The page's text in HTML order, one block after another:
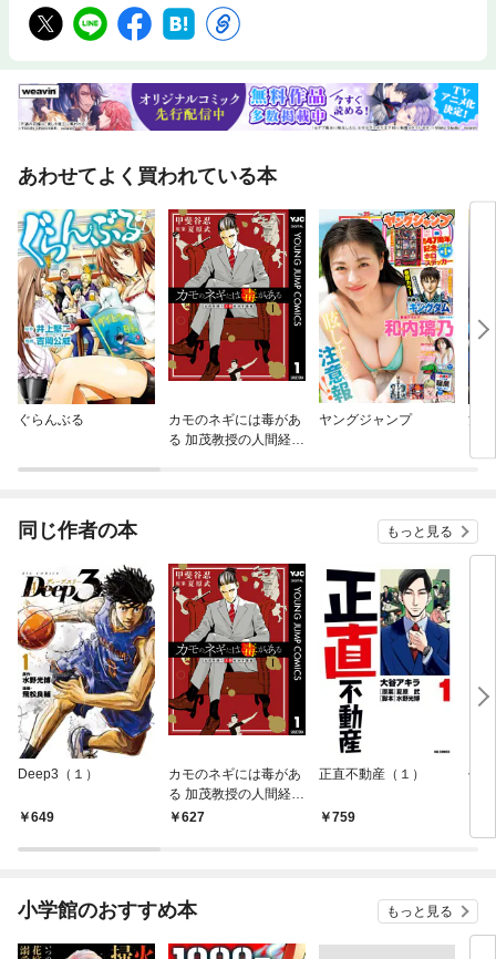
あわせてよく買われている本
ぐらんぶる
カモのネギには毒があ
る 加茂教授の人間経済
ヤングジャンプ
治
同じ作者の本 もっと見る
Deep3（１）
649
カモのネギには毒があ
る 加茂教授の人間経済
学講義 1
627
正直不動産（１）
759
任
小学館のおすすめ本 もっと見る